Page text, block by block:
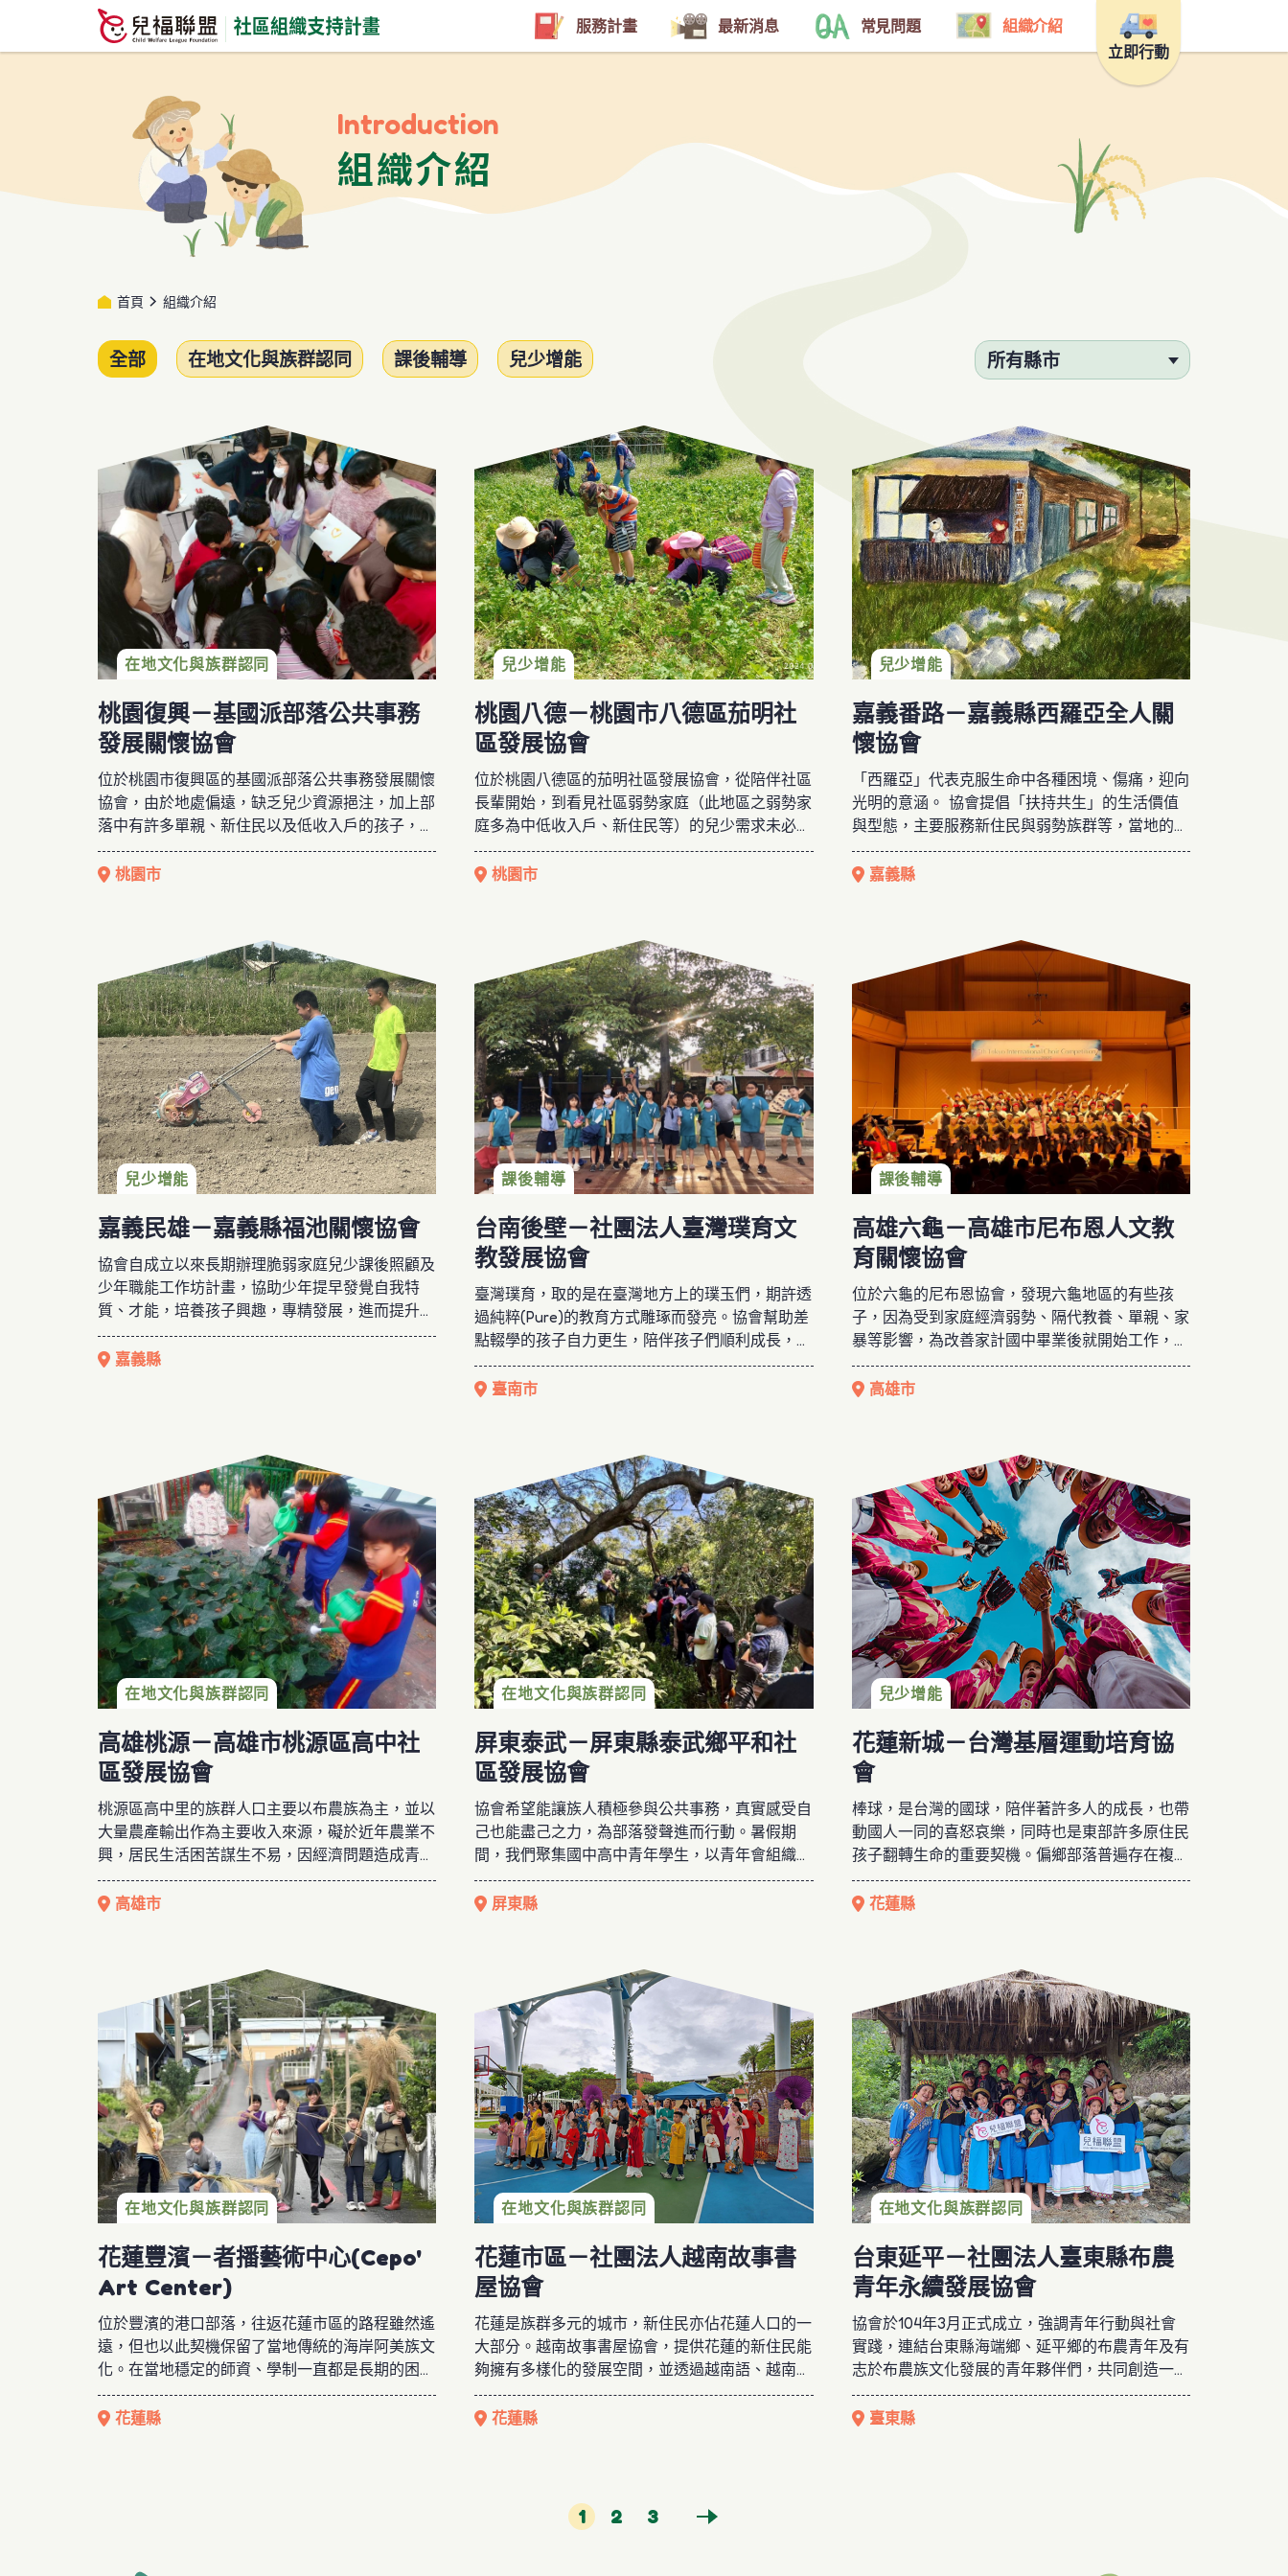
服務計畫 最新消息 常見問題
組織介紹
立即行動
Introduction
組織介紹
首頁 組織介紹
全部 在地文化與族群認同 課後輔導 兒少增能 所有縣市
在地文化與族群認同
桃園復興－基國派部落公共事務
發展關懷協會
位於桃園市復興區的基國派部落公共事務發展關懷
協會，由於地處偏遠，缺乏兒少資源挹注，加上部
落中有許多單親、新住民以及低收入戶的孩子，協
會認為「社區工作的推動，與人的關係息息相
關」，因此透過陪讀班、訪視家戶等，提供照顧關
務部落中的特教生。此外，協會還會發放愛心物資
提供給弱勢家庭，並連結各界資源辦理有益兒少身
心發展的多元課程活動，促進孩子全面性的成長。
桃園市
兒少增能
桃園八德－桃園市八德區茄明社
區發展協會
位於桃園八德區的茄明社區發展協會，從陪伴社區
長輩開始，到看見社區弱勢家庭（此地區之弱勢家
庭多為中低收入戶、新住民等）的兒少需求未必有
被回應，因此成立一個安全的兒少課後照顧場所，
藉此陪伴地方的弱勢家庭兒少。希望提供給兒少照
桃園市
兒少增能
嘉義番路－嘉義縣西羅亞全人關
懷協會
「西羅亞」代表克服生命中各種困境、傷痛，迎向
光明的意涵。 協會提倡「扶持共生」的生活價值
與型態，主要服務新住民與弱勢族群等，當地的新
住民除了語言和文化上的不適應之外，因受到距離
限制，在交通以及訊息傳達上，也有著相當大的不
勢的族群提升自我認同與自信心，並創造機會讓他
們能夠重新找到生活的價值。
協會粉專：https://reurl.cc/G5zYOA
嘉義縣
兒少增能
嘉義民雄－嘉義縣福池關懷協會
協會自成立以來長期辦理脆弱家庭兒少課後照顧及
少年職能工作坊計畫，協助少年提早發覺自我特
質、才能，培養孩子興趣，專精發展，進而提升與
社會接軌。在兒少課輔的服務過程中，協會發現孩
子多數過動並缺乏耐心，便開始從融合教育著手，
協會粉專：
https://www.facebook.com/fuchicare?
locale=zh_TW
嘉義縣
課後輔導
台南後壁－社團法人臺灣璞育文
教發展協會
臺灣璞育，取的是在臺灣地方上的璞玉們，期許透
過純粹(Pure)的教育方式雕琢而發亮。協會幫助差
點輟學的孩子自力更生，陪伴孩子們順利成長，也
關心地方農產業的發展，希望帶動且改善地方的經
濟問題，建構一個共好的未來。
https://www.facebook.com/TWpureCEDA
臺南市
課後輔導
高雄六龜－高雄市尼布恩人文教
育關懷協會
位於六龜的尼布恩協會，發現六龜地區的有些孩
子，因為受到家庭經濟弱勢、隔代教養、單親、家
暴等影響，為改善家計國中畢業後就開始工作，大
多沒有繼續升學甚為可惜，因此在2017年7月成立
尼布恩人文教育關懷協會，以推廣人文教育與社會
多元文化，期待能補充偏鄉教育資源的不足、發揮
在地孩子的音樂潛能。
高雄市
在地文化與族群認同
高雄桃源－高雄市桃源區高中社
區發展協會
桃源區高中里的族群人口主要以布農族為主，並以
大量農產輸出作為主要收入來源，礙於近年農業不
興，居民生活困苦謀生不易，因經濟問題造成青壯
年紛至都市謀求發展，進而形成在地人口老年化及
弱化之現況，協會希望藉由在地人力資源的凝聚，
桃源區兒少據點-貓頭鷹課後照顧班，陪伴部落孩
高雄市
在地文化與族群認同
屏東泰武－屏東縣泰武鄉平和社
區發展協會
協會希望能讓族人積極參與公共事務，真實感受自
己也能盡己之力，為部落發聲進而行動。暑假期
間，我們聚集國中高中青年學生，以青年會組織的
方式，辦理活動，例如搭蓋瞭望台，承接部落收穫
祭工作，讓青（少）年貼近部落，對部落有情感，
識、長出生存能力。如果孩子們在部落的根扎得
穩、得到足夠的愛，將來有了能力，相信他們也能
長出愛人的能力。
屏東縣
兒少增能
花蓮新城－台灣基層運動培育協
會
棒球，是台灣的國球，陪伴著許多人的成長，也帶
動國人一同的喜怒哀樂，同時也是東部許多原住民
孩子翻轉生命的重要契機。偏鄉部落普遍存在複雜
的家庭問題，多數的孩子因經濟或年紀、文化因素
較難有良好教育資源，造成孩子學習效果低落或者
律的學習及從中培養堅持的心態，透過團體生活、
課輔及不同的生活體驗，讓孩子有機會擁有全方面
的學習。亦關懷在地之於族群、文化、生態與環境
等議題，積極串聯在地教育、民間資源，讓兒少的
學習不中斷。
花蓮縣
在地文化與族群認同
花蓮豐濱－者播藝術中心(Cepo'
Art Center)
位於豐濱的港口部落，往返花蓮市區的路程雖然遙
遠，但也以此契機保留了當地傳統的海岸阿美族文
化。在當地穩定的師資、學制一直都是長期的困
擾，者播藝術中心致力透過多元師資、資源連結，
讓孩子的學習不會因交通的阻隔受影響。 期待透
花蓮縣
在地文化與族群認同
花蓮市區－社團法人越南故事書
屋協會
花蓮是族群多元的城市，新住民亦佔花蓮人口的一
大部分。越南故事書屋協會，提供花蓮的新住民能
夠擁有多樣化的發展空間，並透過越南語、越南文
化、越南祭典的推廣，讓更多人了解並參與相關活
動，同時也使在台的新住民能夠順利接壤。新住民
新二代的孩子也可以透過母語文化的學習，維繫自
花蓮縣
在地文化與族群認同
台東延平－社團法人臺東縣布農
青年永續發展協會
協會於104年3月正式成立，強調青年行動與社會
實踐，連結台東縣海端鄉、延平鄉的布農青年及有
志於布農族文化發展的青年夥伴們，共同創造一個
跨部落、跨氏族的公民組織，推動部落永续發展。
本協會的宗旨之一，便是希望「把人找回來」，透
臺東縣
1 2 3